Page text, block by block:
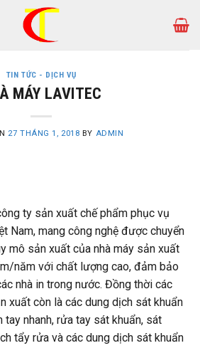
TIN TỨC - DỊCH VỤ
MÁY LAVITEC
27 THÁNG 1, 2018 BY ADMIN
ty sản xuất chế phẩm phục vụ
Nam, mang công nghệ được chuyển
mô sản xuất của nhà máy sản xuất
năm với chất lượng cao, đảm bảo
nhà in trong nước. Đồng thời các
xuất còn là các dung dịch sát khuẩn
nhanh, rửa tay sát khuẩn, sát
tẩy rửa và các dung dịch sát khuẩn